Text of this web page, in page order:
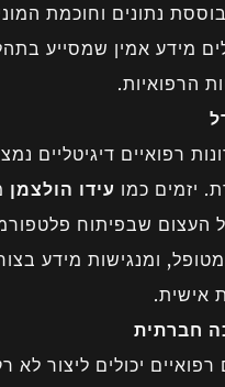
נתונים וחוכמת
מידע אמין שמסייע
הרפואיות.
רפואיים דיגיטליים
יזמים כמו עידו הולצמן
העצום שבפיתוח
ומנגישות מידע
אישית.
חברתית
יכולים ליצור לא